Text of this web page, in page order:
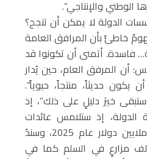
الوطني والإنتاجي”.
الدولة لا يمكن أن تنجح؟
خاطئٌ بأن المرافق العامة
فاسدة. أتمنى أن تكونوا قد
أن المرفق العام، حين يُدار
يكون حديثاً، منتجاً، حيوياً”.
خيرَ دليلٍ على ذلك”، إذ
الدولة، إذ ستلامس عائدات
الخزينة من أرباحها 500 ملايين دولار عام 2025، وسندٌ
لأكثر من 25 ألف مزارعٍ في السلم كما في